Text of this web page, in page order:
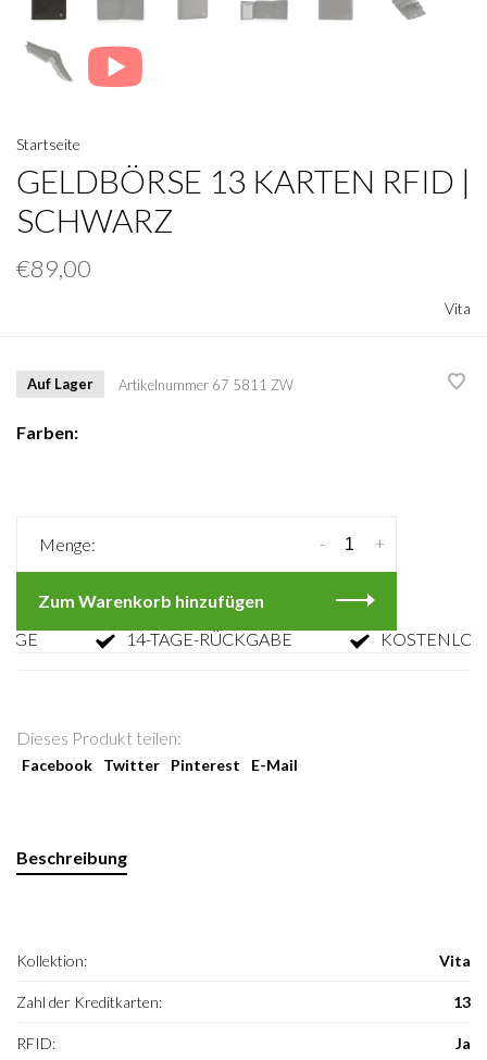
Startseite
GELDBÖRSE 13 KARTEN RFID |
SCHWARZ
€89,00
Vita
Auf Lager Artikelnummer 67 5811 ZW
Farben:
Menge: +
-
Zum Warenkorb hinzufügen
14-TAGE-RÜCKGABE KOSTENLOSE
Dieses Produkt teilen:
Facebook Twitter Pinterest E-Mail
Beschreibung
Kollektion: Vita
Zahl der Kreditkarten: 13
RFID: Ja